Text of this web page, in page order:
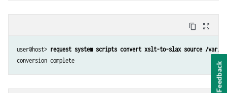
content_copy zoom_out_map
user@host> request system scripts convert xslt-to-slax source /
conversion complete
Feedback